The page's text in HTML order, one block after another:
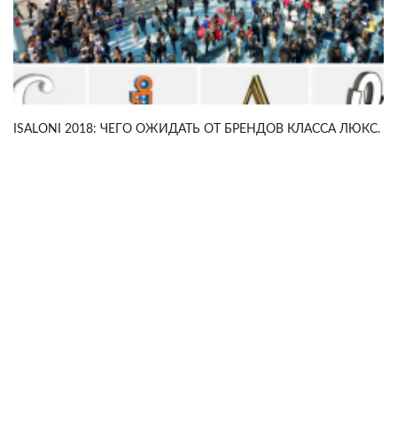
ISALONI 2018: ЧЕГО ОЖИДАТЬ ОТ БРЕНДОВ КЛАССА ЛЮКС.